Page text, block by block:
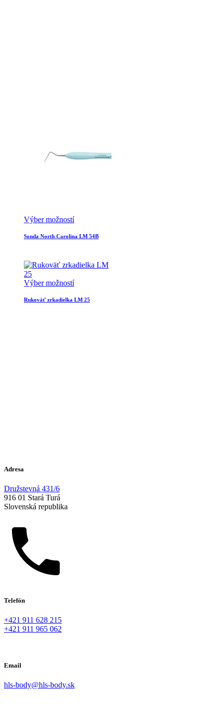
Výber možností
Sonda North Carolina LM 54B
Výber možností
Rukoväť zrkadielka LM 25
Adresa
Družstevná 431/6
916 01 Stará Turá
Slovenská republika
Telefón
+421 911 628 215
+421 911 965 062
Email
hls-body@hls-body.sk